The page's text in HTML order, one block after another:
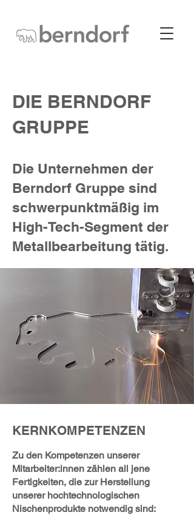
DIE BERNDORF
GRUPPE
Die Unternehmen der
Berndorf Gruppe sind
schwerpunktmäßig im
High-Tech-Segment der
Metallbearbeitung tätig.
KERNKOMPETENZEN
Zu den Kompetenzen unserer
Mitarbeiter:innen zählen all jene
Fertigkeiten, die zur Herstellung
unserer hochtechnologischen
Nischenprodukte notwendig sind: